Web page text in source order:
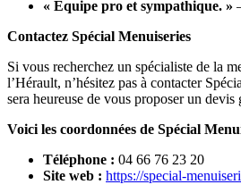
« Equipe pro et sympathique. »
Contactez Spécial Menuiseries
Si vous recherchez un spécialiste de la
l’Hérault, n’hésitez pas à contacter
sera heureuse de vous proposer un devis
Voici les coordonnées de Spécial
Téléphone : 04 66 76 23 20
Site web : https://special-